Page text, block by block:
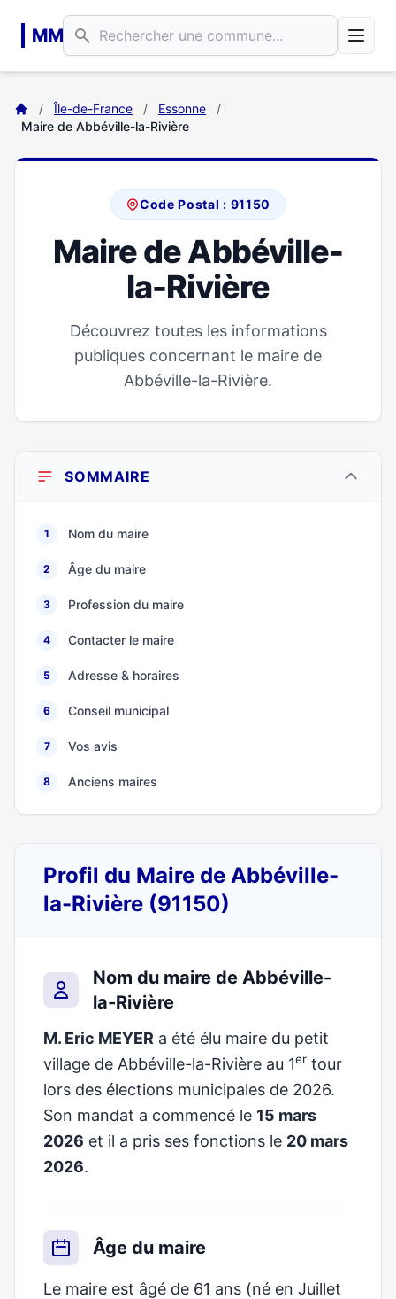
MM
/ Île-de-France / Essonne
/
Maire de Abbéville-la-Rivière
Code Postal : 91150
Maire de Abbéville-
la-Rivière
Découvrez toutes les informations
publiques concernant le maire de
Abbéville-la-Rivière.
SOMMAIRE
1 Nom du maire
2 Âge du maire
3 Profession du maire
4 Contacter le maire
5 Adresse & horaires
6 Conseil municipal
7 Vos avis
8 Anciens maires
Profil du Maire de Abbéville-
la-Rivière (91150)
Nom du maire de Abbéville-
la-Rivière
M. Eric MEYER a été élu maire du petit
village de Abbéville-la-Rivière au 1er tour
lors des élections municipales de 2026.
Son mandat a commencé le 15 mars
2026 et il a pris ses fonctions le 20 mars
2026.
Âge du maire
Le maire est âgé de 61 ans (né en Juillet